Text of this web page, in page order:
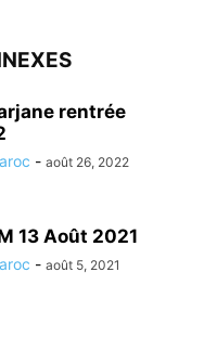
rentrée
- août 26, 2022
13 Août 2021
- août 5, 2021